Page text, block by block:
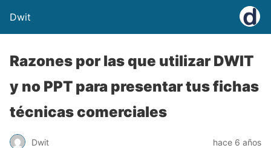
Dwit
Razones por las que utilizar DWIT
y no PPT para presentar tus fichas
técnicas comerciales
Dwit hace 6 años